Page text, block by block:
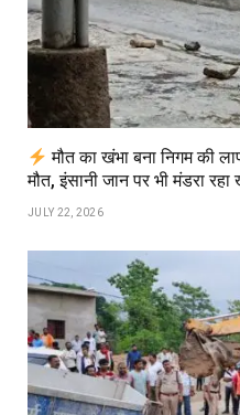
मौत का खंभा बना निगम की
मौत, इंसानी जान पर भी मंडरा रहा
JULY 22, 2026